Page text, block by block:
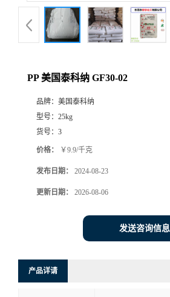
PP 美国泰科纳 GF30-02
品牌： 美国泰科纳
型号： 25kg
货号： 3
价格： ￥9.9/千克
发布日期： 2024-08-23
更新日期： 2026-08-06
发送咨询信息
产品详请